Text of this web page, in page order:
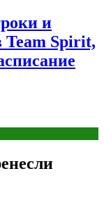
и
Team Spirit,